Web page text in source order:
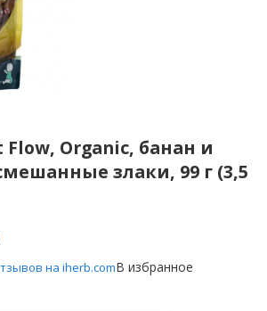
Flow, Organic, банан и
злаки, 99 г (3,5
на iherb.comВ избранное